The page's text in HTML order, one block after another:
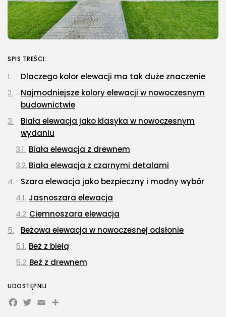
SPIS TREŚCI:
Dlaczego kolor elewacji ma tak duże znaczenie
Najmodniejsze kolory elewacji w nowoczesnym
budownictwie
Biała elewacja jako klasyka w nowoczesnym
wydaniu
Biała elewacja z drewnem
Biała elewacja z czarnymi detalami
Szara elewacja jako bezpieczny i modny wybór
Jasnoszara elewacja
Ciemnoszara elewacja
Beżowa elewacja w nowoczesnej odsłonie
Beż z bielą
Beż z drewnem
elewacji
Grafitowa elewacja dla nowoczesnych domów
UDOSTĘPNIJ
Facebook
Twitter
EmailShare